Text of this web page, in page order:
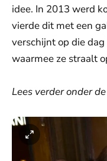
idee. In 2013 werd
vierde dit met een
verschijnt op die
waarmee ze straalt
Lees verder onder